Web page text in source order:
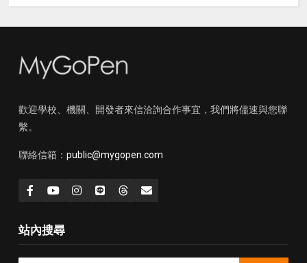
歡迎學校、機關、開發者來信洽詢合作事宜，我們將儘速與您聯
繫。
聯絡信箱： public@mygopen.com
站內搜尋